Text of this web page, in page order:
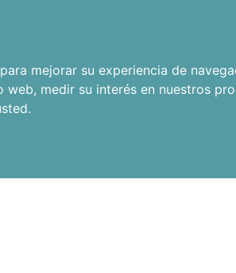
mejorar su experiencia de
web, medir su interés en nuestros
.